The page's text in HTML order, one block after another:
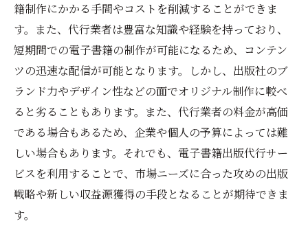
籍制作にかかる手間やコストを削減することができま
す。また、代行業者は豊富な知識や経験を持っており、
短期間での電子書籍の制作が可能になるため、コンテン
ツの迅速な配信が可能となります。しかし、出版社のブ
ランド力やデザイン性などの面でオリジナル制作に較べ
ると劣ることもあります。また、代行業者の料金が高価
である場合もあるため、企業や個人の予算によっては難
しい場合もあります。それでも、電子書籍出版代行サー
ビスを利用することで、市場ニーズに合った攻めの出版
戦略や新しい収益源獲得の手段となることが期待できま
す。